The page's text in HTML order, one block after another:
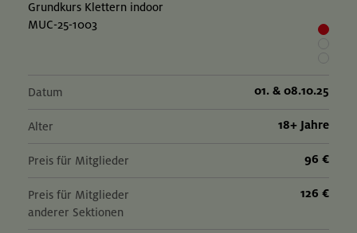
Grundkurs Klettern indoor
MUC-25-1003
Datum 01. & 08.10.25
Alter 18+ Jahre
Preis für Mitglieder 96 €
Preis für Mitglieder
anderer Sektionen
126 €